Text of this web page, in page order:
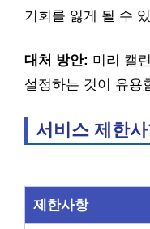
기회를 잃게 될 수
대처 방안: 미리 캘
설정하는 것이 유용
서비스 제한
제한사항